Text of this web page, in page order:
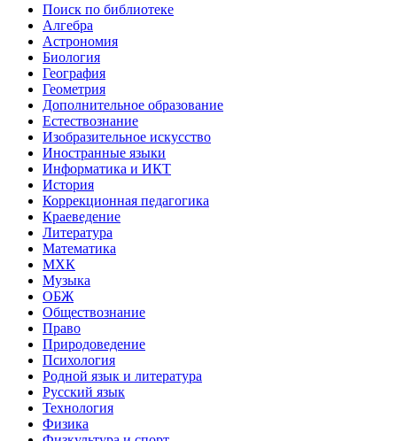
Поиск по библиотеке
Алгебра
Астрономия
Биология
География
Геометрия
Дополнительное образование
Естествознание
Изобразительное искусство
Иностранные языки
Информатика и ИКТ
История
Коррекционная педагогика
Краеведение
Литература
Математика
МХК
Музыка
ОБЖ
Обществознание
Право
Природоведение
Психология
Родной язык и литература
Русский язык
Технология
Физика